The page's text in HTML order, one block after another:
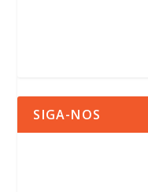
SIGA-NOS